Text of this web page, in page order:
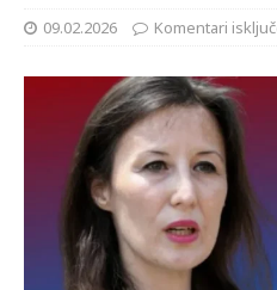
09.02.2026 Komentari